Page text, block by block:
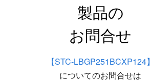
製品の
お問合せ
【STC-LBGP251BCXP124】
についてのお問合せは